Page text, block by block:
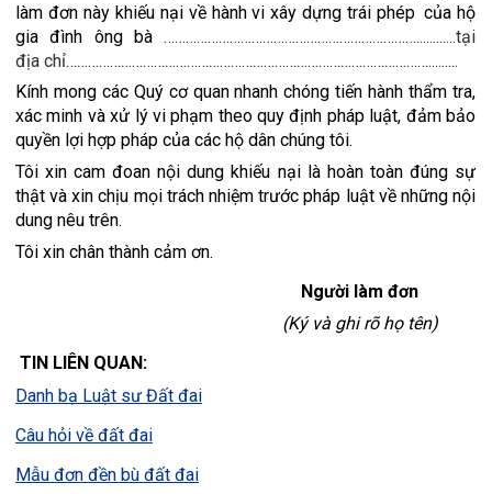
làm đơn này khiếu nại về hành vi xây dựng trái phép của hộ
gia đình ông bà ……………………………………………………………............tại
địa chỉ……………………………………………………………………………………….........
Kính mong các Quý cơ quan nhanh chóng tiến hành thẩm tra,
xác minh và xử lý vi phạm theo quy định pháp luật, đảm bảo
quyền lợi hợp pháp của các hộ dân chúng tôi.
Tôi xin cam đoan nội dung khiếu nại là hoàn toàn đúng sự
thật và xin chịu mọi trách nhiệm trước pháp luật về những nội
dung nêu trên.
Tôi xin chân thành cảm ơn.
Người làm đơn
(Ký và ghi rõ họ tên)
TIN LIÊN QUAN:
Danh bạ Luật sư Đất đai
Câu hỏi về đất đai
Mẫu đơn đền bù đất đai